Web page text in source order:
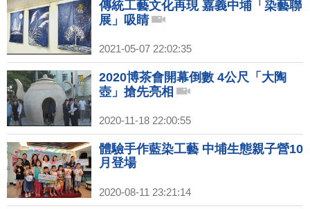
傳統工藝文化再現 嘉義中埔「染藝聯
展」吸睛
2021-05-07 22:02:35
2020博茶會開幕倒數 4公尺「大陶
壺」搶先亮相
2020-11-18 22:00:55
體驗手作藍染工藝 中埔生態親子營10
月登場
2020-08-11 23:21:14